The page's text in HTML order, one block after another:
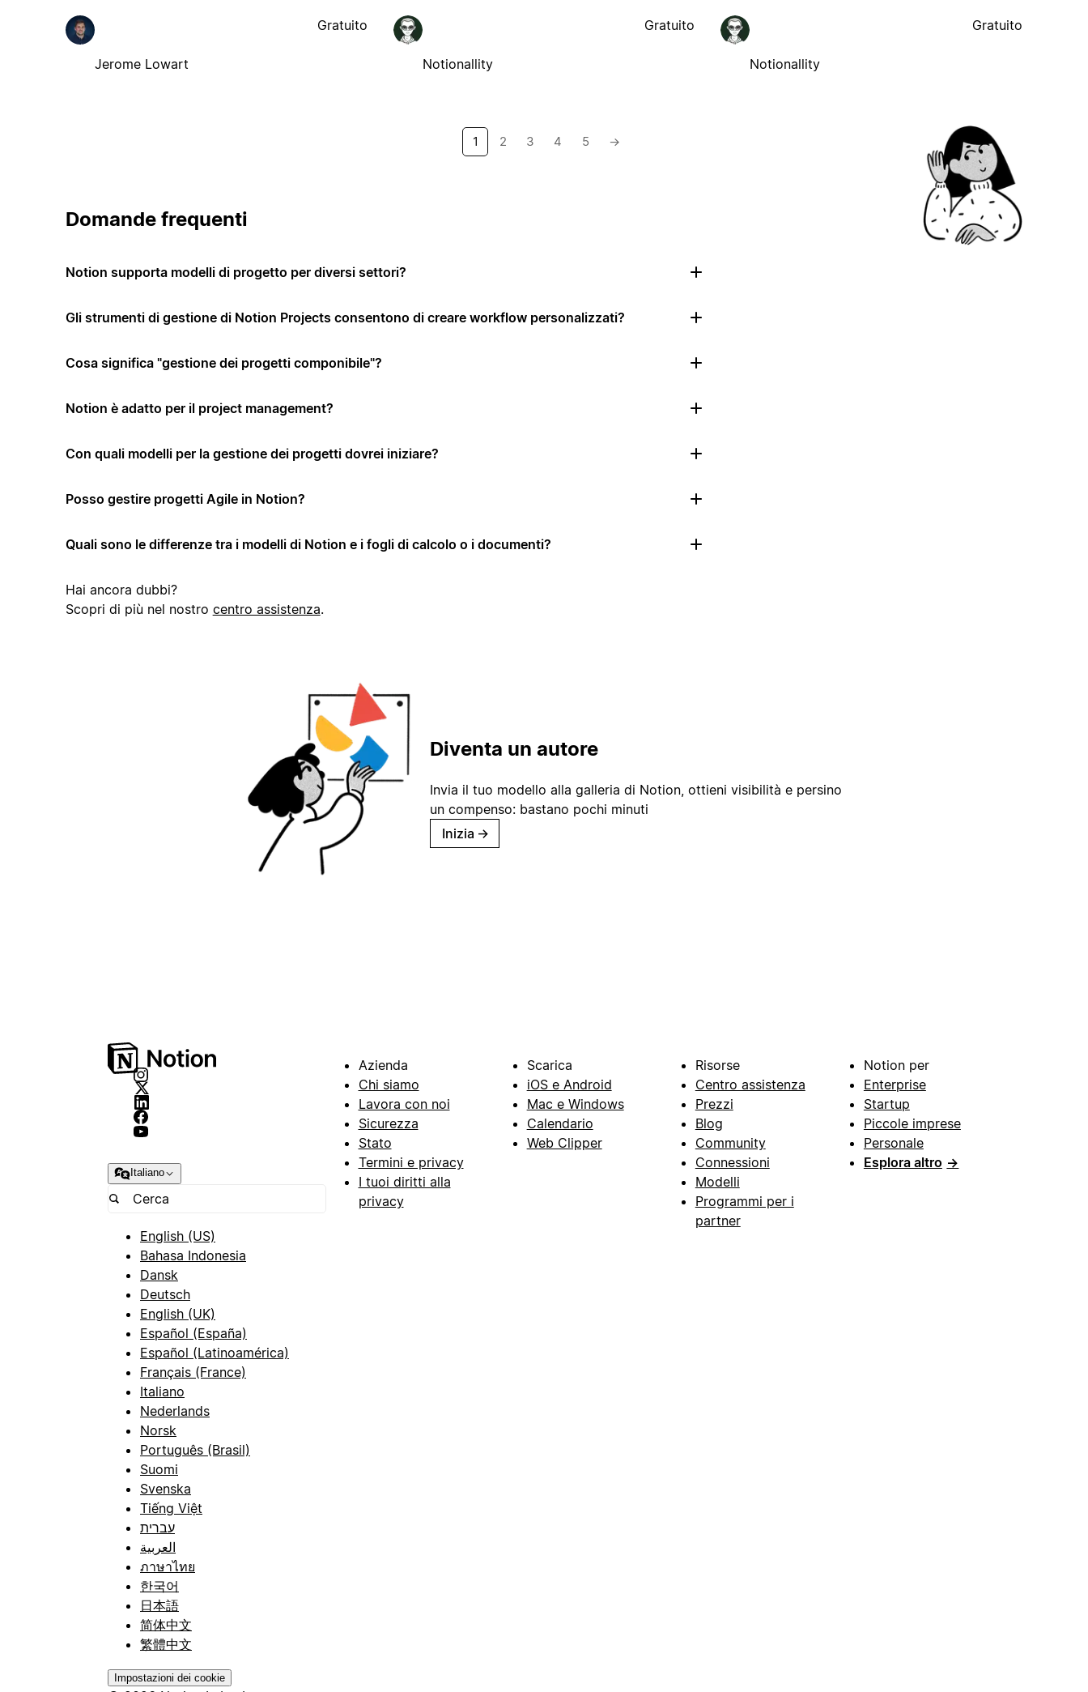
Jerome Lowart
Gratuito
Notionallity
Gratuito
Notionallity
Gratuito
1 2 3 4 5 →
Domande frequenti
Notion supporta modelli di progetto per diversi settori?
Gli strumenti di gestione di Notion Projects consentono di creare workflow personalizzati?
Cosa significa "gestione dei progetti componibile"?
Notion è adatto per il project management?
Con quali modelli per la gestione dei progetti dovrei iniziare?
Posso gestire progetti Agile in Notion?
Quali sono le differenze tra i modelli di Notion e i fogli di calcolo o i documenti?
Hai ancora dubbi?
Scopri di più nel nostro centro assistenza.
Diventa un autore
Invia il tuo modello alla galleria di Notion, ottieni visibilità e persino
un compenso: bastano pochi minuti
Inizia →
Italiano
English (US)
Bahasa Indonesia
Dansk
Deutsch
English (UK)
Español (España)
Español (Latinoamérica)
Français (France)
Italiano
Nederlands
Norsk
Português (Brasil)
Suomi
Svenska
Tiếng Việt
עברית
العربية
ภาษาไทย
한국어
日本語
简体中文
繁體中文
Impostazioni dei cookie
Azienda
Chi siamo
Lavora con noi
Sicurezza
Stato
Termini e privacy
I tuoi diritti alla
privacy
Scarica
iOS e Android
Mac e Windows
Calendario
Web Clipper
Risorse
Centro assistenza
Prezzi
Blog
Community
Connessioni
Modelli
Programmi per i
partner
Notion per
Enterprise
Startup
Piccole imprese
Personale
Esplora altro →